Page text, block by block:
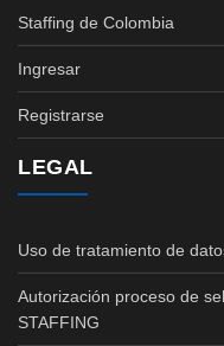
Staffing de Colombia
Ingresar
Registrarse
LEGAL
Uso de tratamiento de
Autorización proceso de
STAFFING